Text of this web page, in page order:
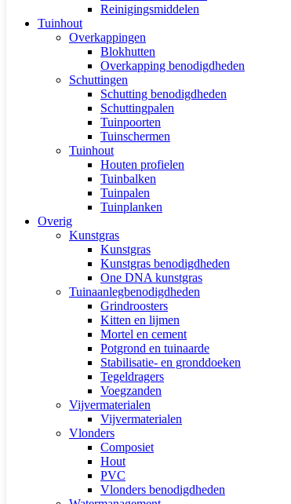
Reinigingsmiddelen
Tuinhout
Overkappingen
Blokhutten
Overkapping benodigdheden
Schuttingen
Schutting benodigdheden
Schuttingpalen
Tuinpoorten
Tuinschermen
Tuinhout
Houten profielen
Tuinbalken
Tuinpalen
Tuinplanken
Overig
Kunstgras
Kunstgras
Kunstgras benodigdheden
One DNA kunstgras
Tuinaanlegbenodigdheden
Grindroosters
Kitten en lijmen
Mortel en cement
Potgrond en tuinaarde
Stabilisatie- en gronddoeken
Tegeldragers
Voegzanden
Vijvermaterialen
Vijvermaterialen
Vlonders
Composiet
Hout
PVC
Vlonders benodigdheden